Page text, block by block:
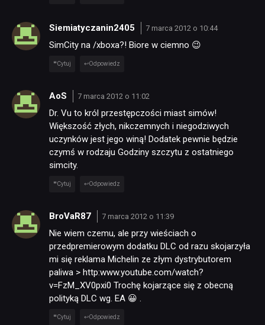
Siemiatyczanin2405 7 marca 2012 o 10:44
SimCity na /xboxa?! Biore w ciemno 😉
Cytuj Odpowiedz
AoS 7 marca 2012 o 11:02
Dr. Vu to król przestępczości miast simów!
Większość złych, nikczemnych i niegodziwych
uczynków jest jego winą! Dodatek pewnie będzie
czymś w rodzaju Godziny szczytu z ostatniego
simcity.
Cytuj Odpowiedz
BroVaR87 7 marca 2012 o 11:39
Nie wiem czemu, ale przy wieściach o
przedpremierowym dodatku DLC od razu skojarzyła
mi się reklama Michelin ze złym dystrybutorem
paliwa > http:www.youtube.com/watch?
v=FzM_XV0pxi0 Trochę kojarzące się z obecną
polityką DLC wg. EA 😀 .
Cytuj Odpowiedz